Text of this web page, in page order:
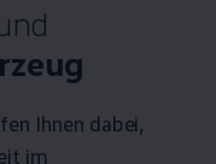
Ihnen dabei,
im